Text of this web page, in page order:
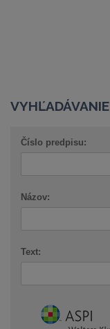
Číslo predpisu:
Názov:
Text: